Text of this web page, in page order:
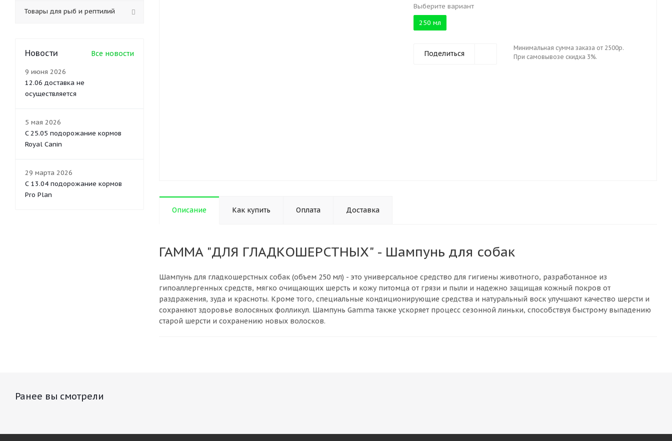
Выберите вариант
250 мл
Поделиться
Минимальная сумма заказа от 2500р.
При самовывозе скидка 3%.
Описание Как купить Оплата Доставка
ГАММА "ДЛЯ ГЛАДКОШЕРСТНЫХ" - Шампунь для собак
Шампунь для гладкошерстных собак (объем 250 мл) - это универсальное средство для гигиены животного, разработанное из
гипоаллергенных средств, мягко очищающих шерсть и кожу питомца от грязи и пыли и надежно защищая кожный покров от
раздражения, зуда и красноты. Кроме того, специальные кондиционирующие средства и натуральный воск улучшают качество шерсти и
сохраняют здоровье волосяных фолликул. Шампунь Gamma также ускоряет процесс сезонной линьки, способствуя быстрому выпадению
старой шерсти и сохранению новых волосков.
Товары для рыб и рептилий
Новости Все новости
9 июня 2026
12.06 доставка не
осуществляется
5 мая 2026
C 25.05 подорожание кормов
Royal Canin
29 марта 2026
С 13.04 подорожание кормов
Pro Plan
Ранее вы смотрели